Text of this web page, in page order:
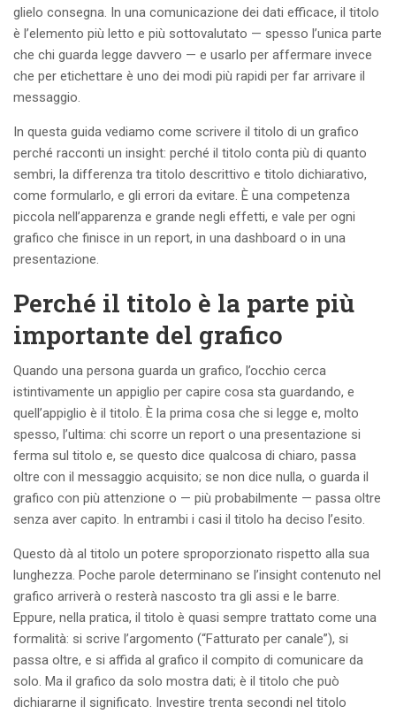
glielo consegna. In una comunicazione dei dati efficace, il titolo
è l’elemento più letto e più sottovalutato — spesso l’unica parte
che chi guarda legge davvero — e usarlo per affermare invece
che per etichettare è uno dei modi più rapidi per far arrivare il
messaggio.
In questa guida vediamo come scrivere il titolo di un grafico
perché racconti un insight: perché il titolo conta più di quanto
sembri, la differenza tra titolo descrittivo e titolo dichiarativo,
come formularlo, e gli errori da evitare. È una competenza
piccola nell’apparenza e grande negli effetti, e vale per ogni
grafico che finisce in un report, in una dashboard o in una
presentazione.
Perché il titolo è la parte più
importante del grafico
Quando una persona guarda un grafico, l’occhio cerca
istintivamente un appiglio per capire cosa sta guardando, e
quell’appiglio è il titolo. È la prima cosa che si legge e, molto
spesso, l’ultima: chi scorre un report o una presentazione si
ferma sul titolo e, se questo dice qualcosa di chiaro, passa
oltre con il messaggio acquisito; se non dice nulla, o guarda il
grafico con più attenzione o — più probabilmente — passa oltre
senza aver capito. In entrambi i casi il titolo ha deciso l’esito.
Questo dà al titolo un potere sproporzionato rispetto alla sua
lunghezza. Poche parole determinano se l’insight contenuto nel
grafico arriverà o resterà nascosto tra gli assi e le barre.
Eppure, nella pratica, il titolo è quasi sempre trattato come una
formalità: si scrive l’argomento (“Fatturato per canale”), si
passa oltre, e si affida al grafico il compito di comunicare da
solo. Ma il grafico da solo mostra dati; è il titolo che può
dichiararne il significato. Investire trenta secondi nel titolo